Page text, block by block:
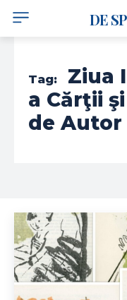
DE
Tag:
Ziua
a Cărţii
de Autor